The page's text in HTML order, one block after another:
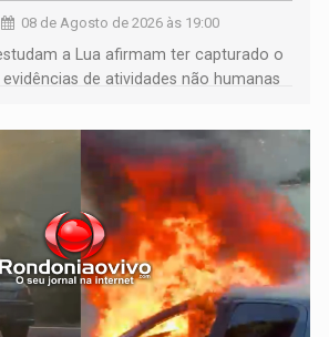
08 de Agosto de 2026 às 19:00
a Lua afirmam ter capturado o
de atividades não humanas